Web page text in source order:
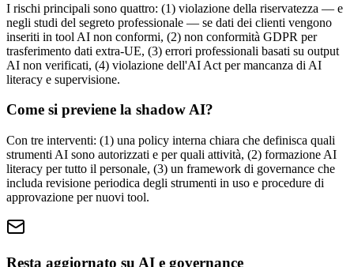
I rischi principali sono quattro: (1) violazione della riservatezza — e
negli studi del segreto professionale — se dati dei clienti vengono
inseriti in tool AI non conformi, (2) non conformità GDPR per
trasferimento dati extra-UE, (3) errori professionali basati su output
AI non verificati, (4) violazione dell'AI Act per mancanza di AI
literacy e supervisione.
Come si previene la shadow AI?
Con tre interventi: (1) una policy interna chiara che definisca quali
strumenti AI sono autorizzati e per quali attività, (2) formazione AI
literacy per tutto il personale, (3) un framework di governance che
includa revisione periodica degli strumenti in uso e procedure di
approvazione per nuovi tool.
Resta aggiornato su AI e governance